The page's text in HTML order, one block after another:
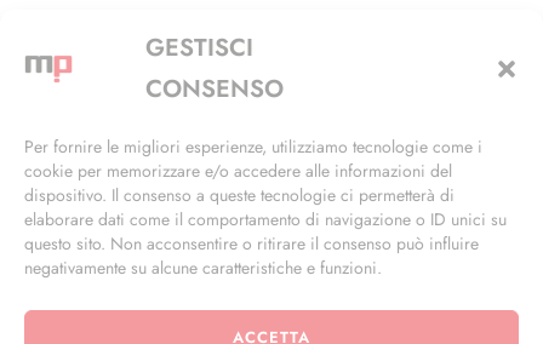
GESTISCI
CONSENSO
Per fornire le migliori esperienze, utilizziamo tecnologie come i
cookie per memorizzare e/o accedere alle informazioni del
dispositivo. Il consenso a queste tecnologie ci permetterà di
elaborare dati come il comportamento di navigazione o ID unici su
questo sito. Non acconsentire o ritirare il consenso può influire
negativamente su alcune caratteristiche e funzioni.
ACCETTA
Via Alfieri, 27 - Trezzano Sul Naviglio (MI)
+39 02 4846 3155
info@masterphil.it